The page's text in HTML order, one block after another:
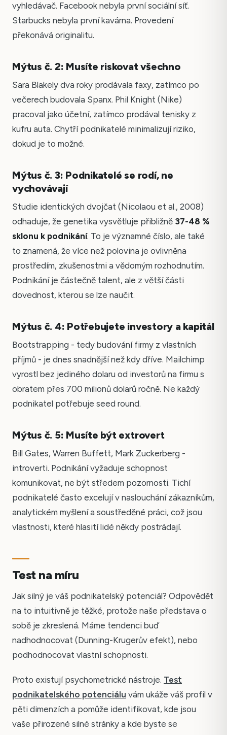
vyhledávač. Facebook nebyla první sociální síť.
Starbucks nebyla první kavárna. Provedení
překonává originalitu.
Mýtus č. 2: Musíte riskovat všechno
Sara Blakely dva roky prodávala faxy, zatímco po
večerech budovala Spanx. Phil Knight (Nike)
pracoval jako účetní, zatímco prodával tenisky z
kufru auta. Chytří podnikatelé minimalizují riziko,
dokud je to možné.
Mýtus č. 3: Podnikatelé se rodí, ne
vychovávají
Studie identických dvojčat (Nicolaou et al., 2008)
odhaduje, že genetika vysvětluje přibližně 37-48 %
sklonu k podnikání. To je významné číslo, ale také
to znamená, že více než polovina je ovlivněna
prostředím, zkušenostmi a vědomým rozhodnutím.
Podnikání je částečně talent, ale z větší části
dovednost, kterou se lze naučit.
Mýtus č. 4: Potřebujete investory a kapitál
Bootstrapping - tedy budování firmy z vlastních
příjmů - je dnes snadnější než kdy dříve. Mailchimp
vyrostl bez jediného dolaru od investorů na firmu s
obratem přes 700 milionů dolarů ročně. Ne každý
podnikatel potřebuje seed round.
Mýtus č. 5: Musíte být extrovert
Bill Gates, Warren Buffett, Mark Zuckerberg -
introverti. Podnikání vyžaduje schopnost
komunikovat, ne být středem pozornosti. Tichí
podnikatelé často excelují v naslouchání zákazníkům,
analytickém myšlení a soustředěné práci, což jsou
vlastnosti, které hlasití lidé někdy postrádají.
Test na míru
Jak silný je váš podnikatelský potenciál? Odpovědět
na to intuitivně je těžké, protože naše představa o
sobě je zkreslená. Máme tendenci buď
nadhodnocovat (Dunning-Krugerův efekt), nebo
podhodnocovat vlastní schopnosti.
Proto existují psychometrické nástroje. Test
podnikatelského potenciálu vám ukáže váš profil v
pěti dimenzích a pomůže identifikovat, kde jsou
vaše přirozené silné stránky a kde byste se